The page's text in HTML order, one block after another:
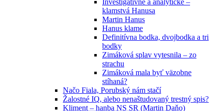
klamstvá Hanusa
Martin Hanus
Hanus klame
Definitívna bodka, dvojbodka a tri
bodky
Zimáková splav vytesnila – zo
strachu
Zimáková mala byť väzobne
stíhaná?
Načo Fiala, Porubský nám stačí
Žalostné IQ, alebo nenaštudovaný trestný spis?
Kliment – hanba NS SR (Martin Daňo)